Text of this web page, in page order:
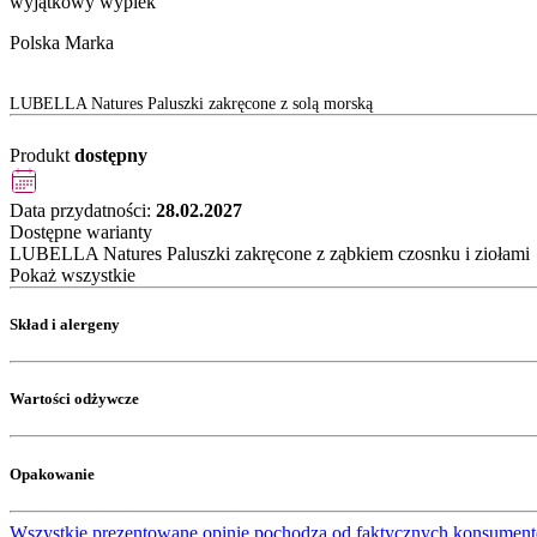
Polska Marka
LUBELLA Natures Paluszki zakręcone z solą morską
Produkt dostępny
Data przydatności: 28.02.2027
Dostępne warianty
LUBELLA Natures Paluszki zakręcone z ząbkiem czosnku i ziołami
Pokaż wszystkie
Skład i alergeny
Wartości odżywcze
Opakowanie
Wszystkie prezentowane opinie pochodzą od faktycznych